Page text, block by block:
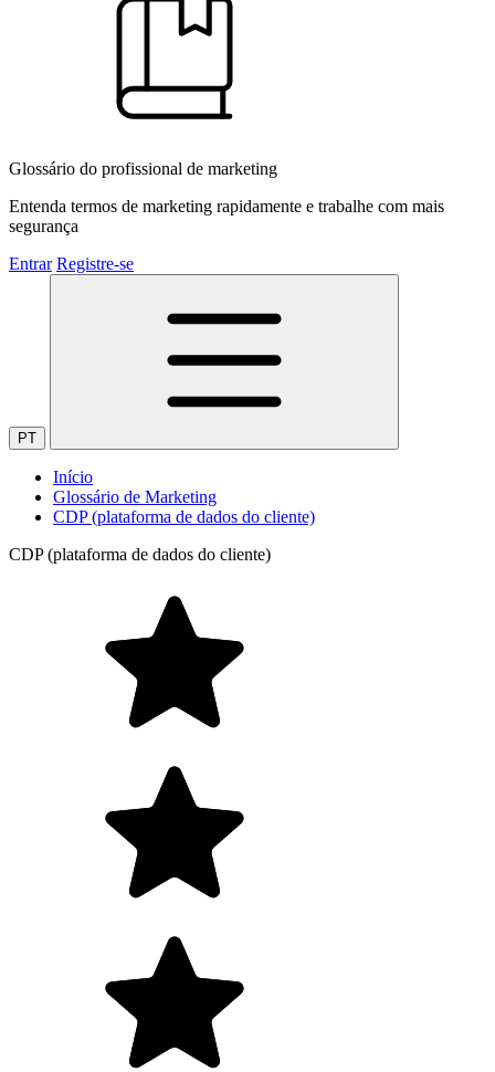
Glossário do profissional de marketing
Entenda termos de marketing rapidamente e trabalhe com mais
segurança
Entrar Registre-se
PT
Início
Glossário de Marketing
CDP (plataforma de dados do cliente)
CDP (plataforma de dados do cliente)